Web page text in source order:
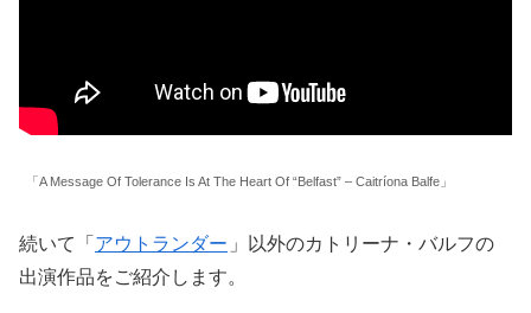
「A Message Of Tolerance Is At The Heart Of “Belfast” – Caitríona Balfe」
続いて「 アウトランダー 」以外のカトリーナ・バルフの
出演作品をご紹介します。